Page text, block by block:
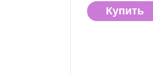
Купить